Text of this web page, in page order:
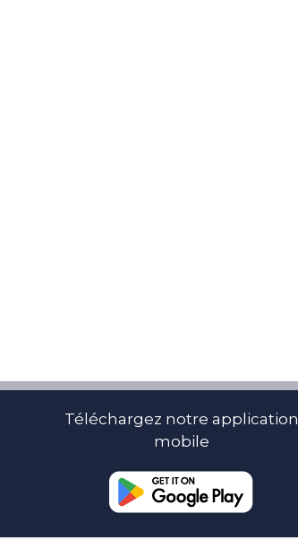
Téléchargez notre application
mobile